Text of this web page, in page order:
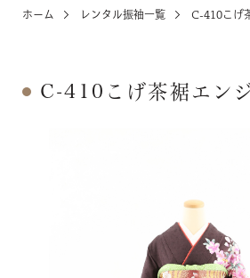
KIDS
ホーム レンタル振袖一覧 C-410こげ
C-410こげ茶裾エン